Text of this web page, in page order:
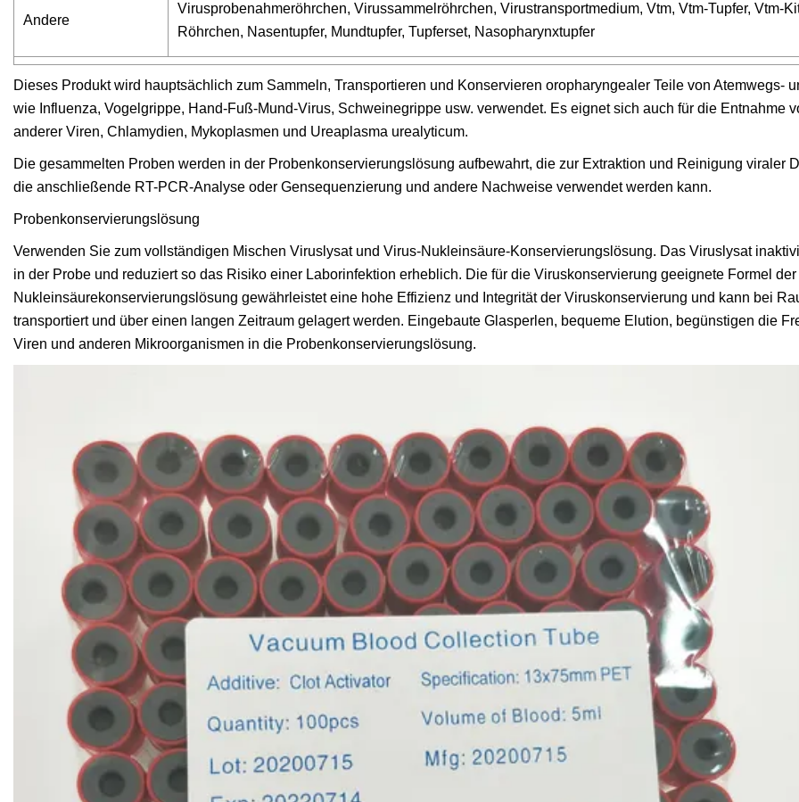
Andere
Virusprobenahmeröhrchen, Virussammelröhrchen, Virustransportmedium, Vtm, Vtm-Tupfer, Vtm-
Röhrchen, Nasentupfer, Mundtupfer, Tupferset, Nasopharynxtupfer
Dieses Produkt wird hauptsächlich zum Sammeln, Transportieren und Konservieren oropharyngealer Teile von Atemwegs-
wie Influenza, Vogelgrippe, Hand-Fuß-Mund-Virus, Schweinegrippe usw. verwendet. Es eignet sich auch für die Entnahme
anderer Viren, Chlamydien, Mykoplasmen und Ureaplasma urealyticum.
Die gesammelten Proben werden in der Probenkonservierungslösung aufbewahrt, die zur Extraktion und Reinigung viraler
die anschließende RT-PCR-Analyse oder Gensequenzierung und andere Nachweise verwendet werden kann.
Probenkonservierungslösung
Verwenden Sie zum vollständigen Mischen Viruslysat und Virus-Nukleinsäure-Konservierungslösung. Das Viruslysat
in der Probe und reduziert so das Risiko einer Laborinfektion erheblich. Die für die Viruskonservierung geeignete Formel der
Nukleinsäurekonservierungslösung gewährleistet eine hohe Effizienz und Integrität der Viruskonservierung und kann bei
transportiert und über einen langen Zeitraum gelagert werden. Eingebaute Glasperlen, bequeme Elution, begünstigen die
Viren und anderen Mikroorganismen in die Probenkonservierungslösung.